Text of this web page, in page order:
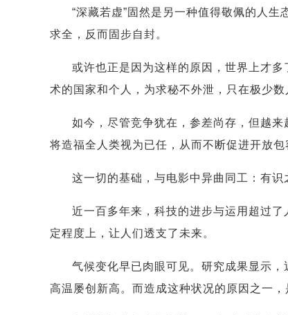
“深藏若虚”固然是另一种值得敬佩的人生
求全，反而固步自封。
或许也正是因为这样的原因，世界上才
术的国家和个人，为求秘不外泄，只在极少
如今，尽管竞争犹在，参差尚存，但越
将造福全人类视为已任，从而不断促进开放包
这一切的基础，与电影中异曲同工：有识
近一百多年来，科技的进步与运用超过
定程度上，让人们透支了未来。
气候变化早已肉眼可见。研究成果显示
高温屡创新高。而造成这种状况的原因之一